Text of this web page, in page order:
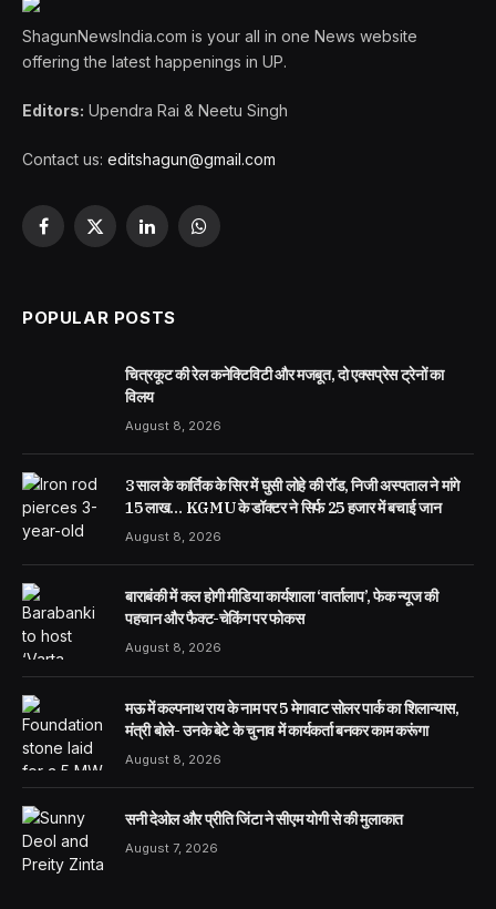
ShagunNewsIndia.com is your all in one News website
offering the latest happenings in UP.
Editors: Upendra Rai & Neetu Singh
Contact us: editshagun@gmail.com
Facebook
X
LinkedInWhatsApp
POPULAR POSTS
चित्रकूट की रेल कनेक्टिविटी और मजबूत, दो एक्सप्रेस ट्रेनों का
विलय
August 8, 2026
3 साल के कार्तिक के सिर में घुसी लोहे की रॉड, निजी अस्पताल ने मांगे
15 लाख… KGMU के डॉक्टर ने सिर्फ 25 हजार में बचाई जान
August 8, 2026
बाराबंकी में कल होगी मीडिया कार्यशाला ‘वार्तालाप’, फेक न्यूज की
पहचान और फैक्ट-चेकिंग पर फोकस
August 8, 2026
मऊ में कल्पनाथ राय के नाम पर 5 मेगावाट सोलर पार्क का शिलान्यास,
मंत्री बोले- उनके बेटे के चुनाव में कार्यकर्ता बनकर काम करूंगा
August 8, 2026
सनी देओल और प्रीति जिंटा ने सीएम योगी से की मुलाकात
August 7, 2026